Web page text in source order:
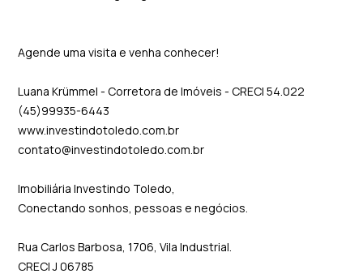
Agende uma visita e venha conhecer!
Luana Krümmel - Corretora de Imóveis - CRECI 54.022
(45)99935-6443
www.investindotoledo.com.br
contato@investindotoledo.com.br
Imobiliária Investindo Toledo,
Conectando sonhos, pessoas e negócios.
Rua Carlos Barbosa, 1706, Vila Industrial.
CRECI J 06785